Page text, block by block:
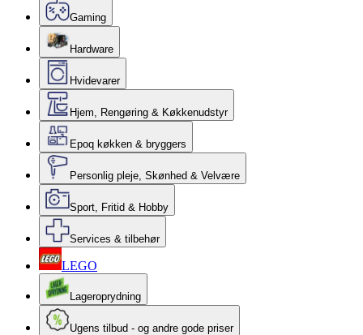
Gaming
Hardware
Hvidevarer
Hjem, Rengøring & Køkkenudstyr
Epoq køkken & bryggers
Personlig pleje, Skønhed & Velvære
Sport, Fritid & Hobby
Services & tilbehør
LEGO
Lageroprydning
Ugens tilbud - og andre gode priser